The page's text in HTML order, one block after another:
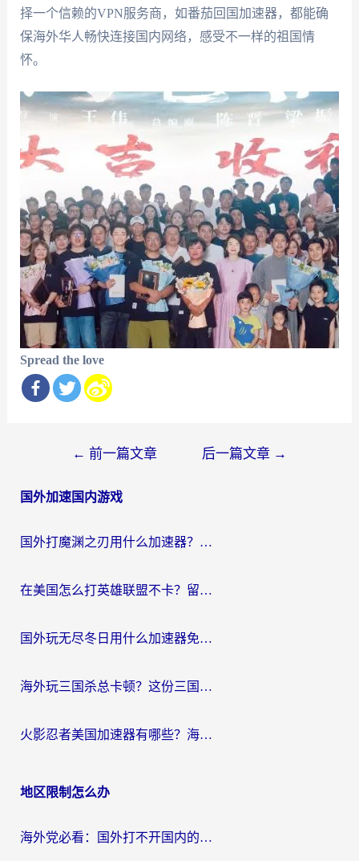
择一个信赖的VPN服务商，如番茄回国加速器，都能确
保海外华人畅快连接国内网络，感受不一样的祖国情
怀。
Spread the love
导
← 前一篇文章 后一篇文章 →
国外加速国内游戏
国外打魔渊之刃用什么加速器？2026海外玩家国服游戏加速全攻略（附闪耀暖暖&复苏的魔女避坑指南）
在美国怎么打英雄联盟不卡？留学生亲测的国服游戏加速全攻略
国外玩无尽冬日用什么加速器免费？海外党国服游戏加速避坑指南
海外玩三国杀总卡顿？这份三国杀游戏加速器指南帮你告别延迟烦恼
火影忍者美国加速器有哪些？海外党亲测的国服游戏加速全攻略（含菲律宾玩三国之刃守望黎明技巧）
地区限制怎么办
海外党必看：国外打不开国内的app怎么办？3步解决你的乡愁